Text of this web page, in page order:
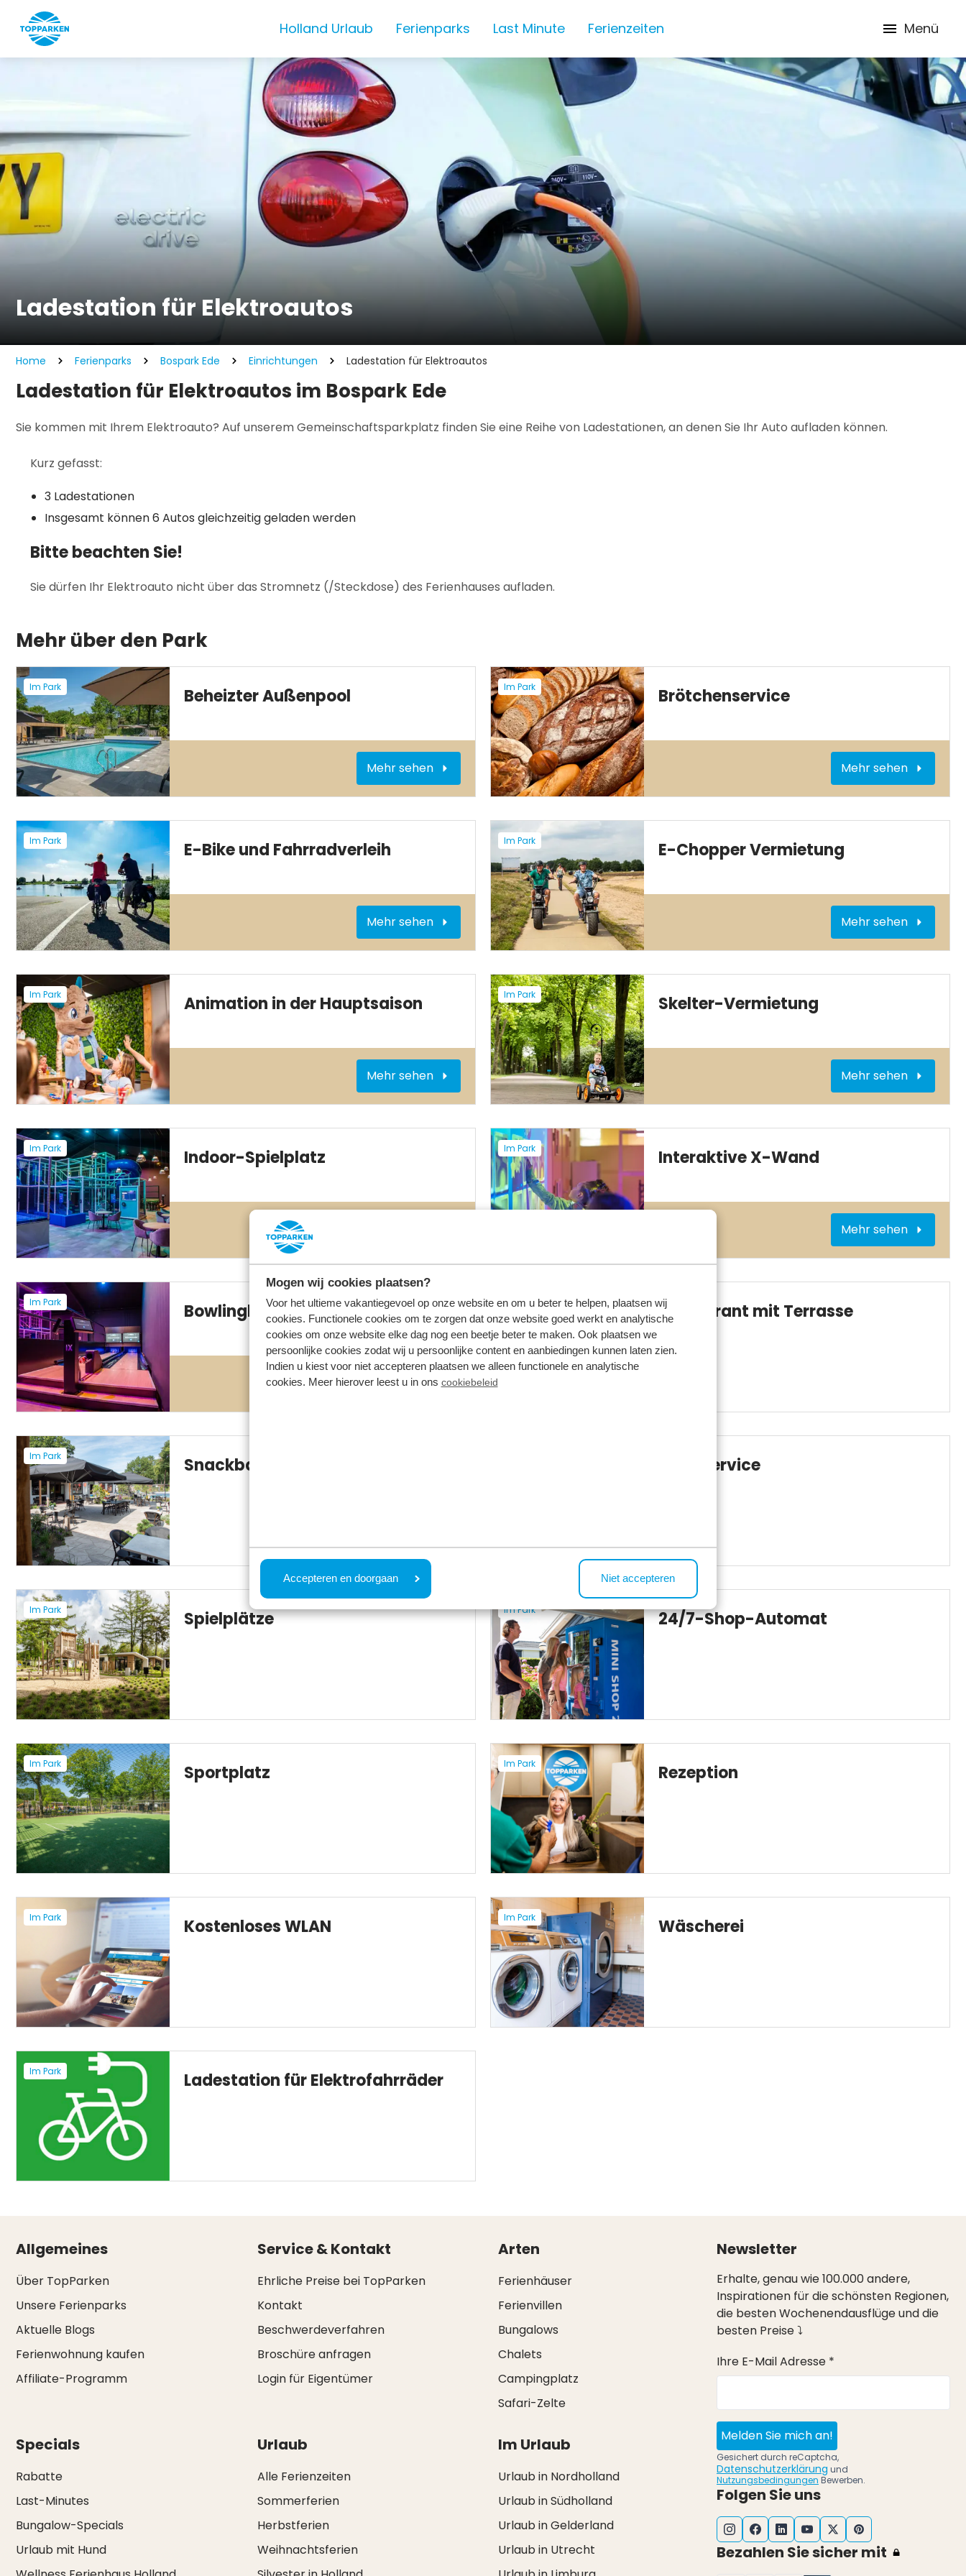
Mogen wij cookies plaatsen?
Voor het ultieme vakantiegevoel op onze website en om u beter te helpen, plaatsen wij
cookies. Functionele cookies om te zorgen dat onze website goed werkt en analytische
cookies om onze website elke dag nog een beetje beter te maken. Ook plaatsen we
persoonlijke cookies zodat wij u persoonlijke content en aanbiedingen kunnen laten zien.
Indien u kiest voor niet accepteren plaatsen we alleen functionele en analytische
cookies. Meer hierover leest u in ons cookiebeleid
Accepteren en doorgaan Niet accepteren
Holland Urlaub Ferienparks Last Minute Ferienzeiten Menü
Ladestation für Elektroautos
Home Ferienparks Bospark Ede Einrichtungen Ladestation für Elektroautos
Ladestation für Elektroautos im Bospark Ede
Sie kommen mit Ihrem Elektroauto? Auf unserem Gemeinschaftsparkplatz finden Sie eine Reihe von Ladestationen, an denen Sie Ihr Auto aufladen können.
Kurz gefasst:
3 Ladestationen
Insgesamt können 6 Autos gleichzeitig geladen werden
Bitte beachten Sie!
Sie dürfen Ihr Elektroauto nicht über das Stromnetz (/Steckdose) des Ferienhauses aufladen.
Mehr über den Park
Im Park Beheizter Außenpool
Mehr sehen
Im Park Brötchenservice
Mehr sehen
Im Park E-Bike und Fahrradverleih
Mehr sehen
Im Park E-Chopper Vermietung
Mehr sehen
Im Park Animation in der Hauptsaison
Mehr sehen
Im Park Skelter-Vermietung
Mehr sehen
Im Park Indoor-Spielplatz Im Park Interaktive X-Wand
Mehr sehen
Im Park Bowlingbahnen
Mehr sehen
Im Park Restaurant mit Terrasse
Im Park Snackbar BBQ-Service
Im Park Spielplätze Im Park 24/7-Shop-Automat
Im Park Sportplatz Im Park Rezeption
Im Park Kostenloses WLAN Im Park Wäscherei
Im Park Ladestation für Elektrofahrräder
Allgemeines
Über TopParken
Unsere Ferienparks
Aktuelle Blogs
Ferienwohnung kaufen
Affiliate-Programm
Service & Kontakt
Ehrliche Preise bei TopParken
Kontakt
Beschwerdeverfahren
Broschüre anfragen
Login für Eigentümer
Arten
Ferienhäuser
Ferienvillen
Bungalows
Chalets
Campingplatz
Safari-Zelte
Specials
Rabatte
Last-Minutes
Bungalow-Specials
Urlaub mit Hund
Urlaub
Alle Ferienzeiten
Sommerferien
Herbstferien
Weihnachtsferien
Im Urlaub
Urlaub in Nordholland
Urlaub in Südholland
Urlaub in Gelderland
Urlaub in Utrecht
Newsletter
Erhalte, genau wie 100.000 andere,
Inspirationen für die schönsten Regionen,
die besten Wochenendausflüge und die
besten Preise ⤵
Ihre E-Mail Adresse *
Melden Sie mich an!
Gesichert durch reCaptcha,
Datenschutzerklärung und
Nutzungsbedingungen Bewerben.
Folgen Sie uns
Bezahlen Sie sicher mit